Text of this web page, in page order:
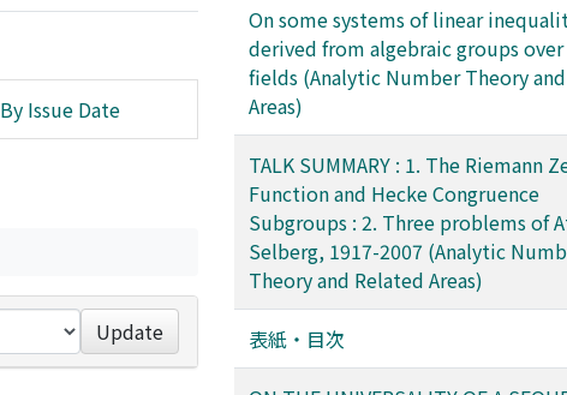
By Issue Date
Update
On some systems of linear
derived from algebraic groups
fields (Analytic Number Theory
Areas)
TALK SUMMARY : 1. The Riemann
Function and Hecke Congruence
Subgroups : 2. Three problems of
Selberg, 1917-2007 (Analytic
Theory and Related Areas)
表紙・目次